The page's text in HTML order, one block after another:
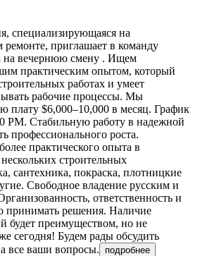
специализирующаяся на
приглашает в команду
на вечернюю смену . Ищем
практическим опытом, который
работах и умеет
рабочие процессы. Мы
плату $6,000–10,000 в месяц. График
PM. Стабильную работу в надежной
профессионального роста.
практического опыта в
строительных
сантехника, покраска, плотницкие
Свободное владение русским и
ответственность и
принимать решения. Наличие
будет преимуществом, но не
сегодня! Будем рады обсудить
все ваши вопросы.
подробнее